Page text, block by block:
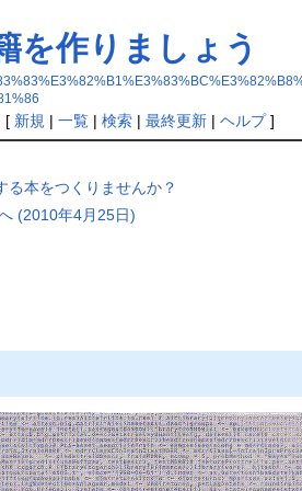
を作りましょう
新規 | 一覧| 検索| 最終更新| ヘルプ]
る本をつくりませんか？
(2010年4月25日)